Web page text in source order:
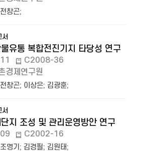
전창곤;
서
유통 복합전진기지 타당성 연구
C2008-36
경제연구원
전창곤; 이상은; 김광훈;
서
지 조성 및 관리운영방안 연구
C2002-16
조명기 ; 김경필; 김원태;